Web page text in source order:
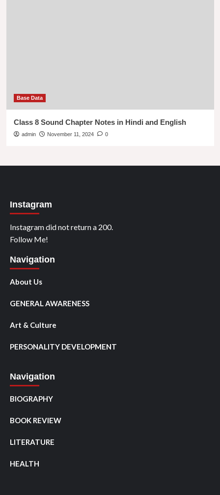
Base Data
Class 8 Sound Chapter Notes in Hindi and English
admin November 11, 2024 0
Instagram
Instagram did not return a 200.
Follow Me!
Navigation
About Us
GENERAL AWARENESS
Art & Culture
PERSONALITY DEVELOPMENT
Navigation
BIOGRAPHY
BOOK REVIEW
LITERATURE
HEALTH